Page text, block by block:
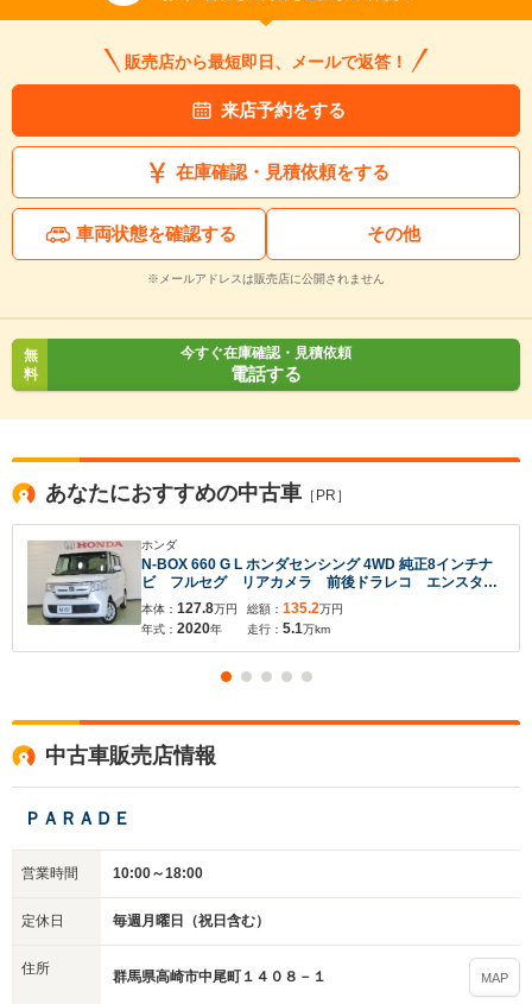
販売店から最短即日、メールで返答！
来店予約をする
在庫確認・見積依頼をする
車両状態を確認する その他
※メールアドレスは販売店に公開されません
無
料
今すぐ在庫確認・見積依頼
電話する
あなたにおすすめの中古車 ［PR］
ホンダ
N-BOX 660 G L ホンダセンシング 4WD 純正8インチナ
ビ フルセグ リアカメラ 前後ドラレコ エンスタ
左側電動スライド ETC
本体： 127.8万円
年式： 2020年
総額： 135.2万円
走行： 5.1万km
中古車販売店情報
ＰＡＲＡＤＥ
営業時間 10:00～18:00
定休日 毎週月曜日（祝日含む）
住所 群馬県高崎市中尾町１４０８－１ MAP